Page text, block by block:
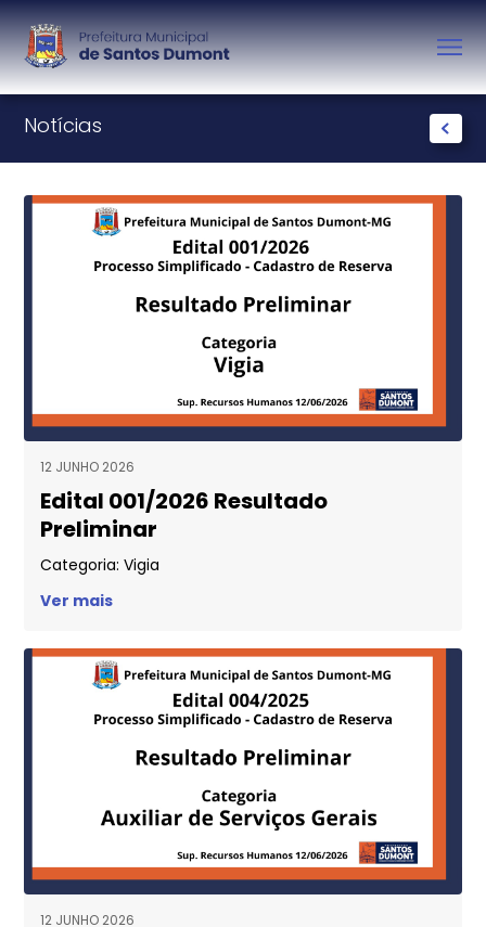
Notícias
12 JUNHO 2026
Edital 001/2026 Resultado
Preliminar
Categoria: Vigia
Ver mais
12 JUNHO 2026